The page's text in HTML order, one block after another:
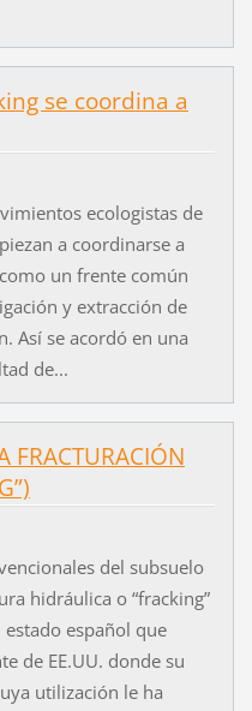
se coordina a
ecologistas de
a coordinarse a
un frente común
y extracción de
Así se acordó en una
de...
FRACTURACIÓN
del subsuelo
hidráulica o “fracking”
español que
de EE.UU. donde su
utilización le ha